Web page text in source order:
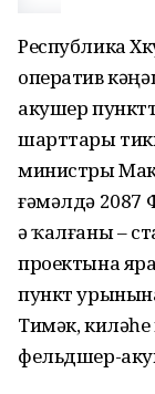
Республика
оператив
акушер
шарттары
министры
ғәмәлдә 2087
ә ҡалғаны –
проектына
пункт
Тимәк, киләһе
фельдшер-